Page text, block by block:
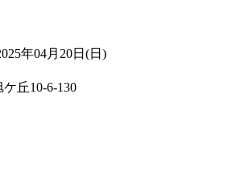
年04月20日(日)
丘10-6-130